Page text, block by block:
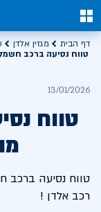
0
דף הבית מגזין אלדן
טווח נסיעה ברכב
13/01/2026
טווח
טווח נסיעה ברכב
רכב אלדן !